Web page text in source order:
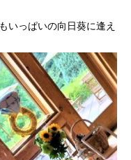
いっぱいの向日葵に逢え